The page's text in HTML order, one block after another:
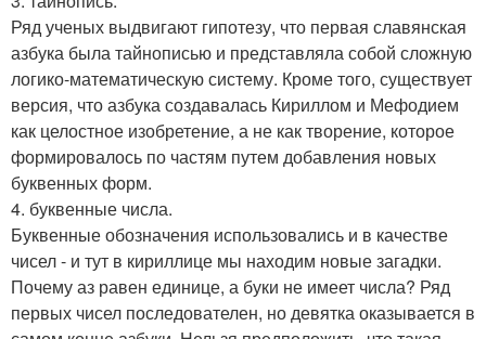
Ряд ученых выдвигают гипотезу, что первая славянская
азбука была тайнописью и представляла собой сложную
логико-математическую систему. Кроме того, существует
версия, что азбука создавалась Кириллом и Мефодием
как целостное изобретение, а не как творение, которое
формировалось по частям путем добавления новых
буквенных форм.
4. буквенные числа.
Буквенные обозначения использовались и в качестве
чисел - и тут в кириллице мы находим новые загадки.
Почему аз равен единице, а буки не имеет числа? Ряд
первых чисел последователен, но девятка оказывается в